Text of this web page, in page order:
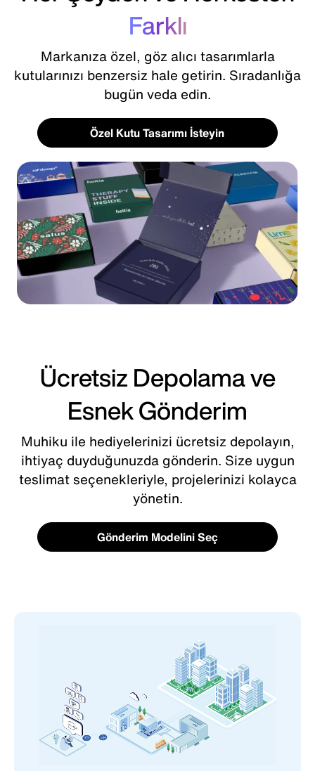
Farklı
Markanıza özel, göz alıcı tasarımlarla
kutularınızı benzersiz hale getirin. Sıradanlığa
bugün veda edin.
Özel Kutu Tasarımı İsteyin
Ücretsiz Depolama ve
Esnek Gönderim
Muhiku ile hediyelerinizi ücretsiz depolayın,
ihtiyaç duyduğunuzda gönderin. Size uygun
teslimat seçenekleriyle, projelerinizi kolayca
yönetin.
Gönderim Modelini Seç